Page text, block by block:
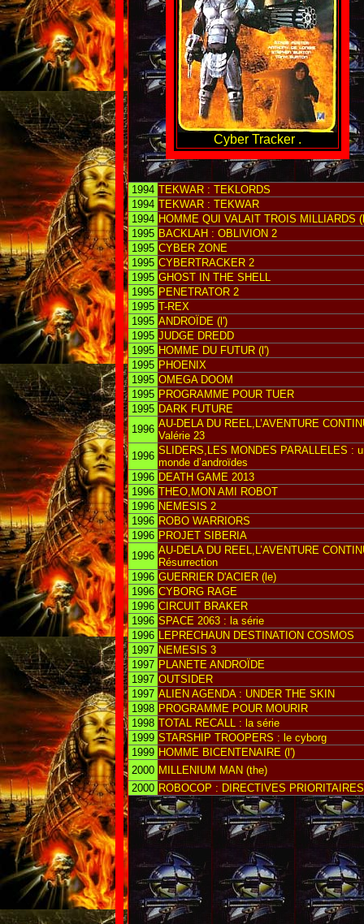
Cyber Tracker .
1994 TEKWAR : TEKLORDS
1994 TEKWAR : TEKWAR
1994 HOMME QUI VALAIT TROIS MILLIARDS
1995 BACKLAH : OBLIVION 2
1995 CYBER ZONE
1995 CYBERTRACKER 2
1995 GHOST IN THE SHELL
1995 PENETRATOR 2
1995 T-REX
1995 ANDROÏDE (l')
1995 JUDGE DREDD
1995 HOMME DU FUTUR (l')
1995 PHOENIX
1995 OMEGA DOOM
1995 PROGRAMME POUR TUER
1995 DARK FUTURE
1996 AU-DELA DU REEL,L’AVENTURE
Valérie 23
1996 SLIDERS,LES MONDES PARALLELES :
monde d’androïdes
1996 DEATH GAME 2013
1996 THEO,MON AMI ROBOT
1996 NEMESIS 2
1996 ROBO WARRIORS
1996 PROJET SIBERIA
1996 AU-DELA DU REEL,L’AVENTURE
Résurrection
1996 GUERRIER D'ACIER (le)
1996 CYBORG RAGE
1996 CIRCUIT BRAKER
1996 SPACE 2063 : la série
1996 LEPRECHAUN DESTINATION COSMOS
1997 NEMESIS 3
1997 PLANETE ANDROÏDE
1997 OUTSIDER
1997 ALIEN AGENDA : UNDER THE SKIN
1998 PROGRAMME POUR MOURIR
1998 TOTAL RECALL : la série
1999 STARSHIP TROOPERS : le cyborg
1999 HOMME BICENTENAIRE (l')
2000 MILLENIUM MAN (the)
2000 ROBOCOP : DIRECTIVES PRIORITAIRES